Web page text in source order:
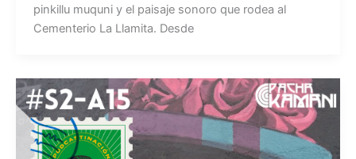
pinkillu muquni y el paisaje sonoro que rodea al
Cementerio La Llamita. Desde